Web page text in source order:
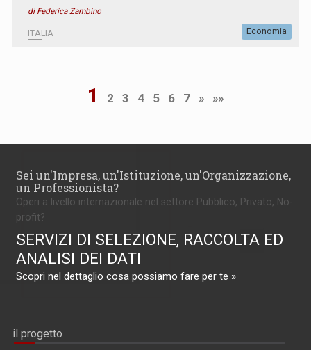
di Federica Zambino
ITALIA Economia
1 2 3 4 5 6 7 » »»
Sei un'Impresa, un'Istituzione, un'Organizzazione,
un Professionista?
Operi a livello internazionale nel settore Pubblico, Privato, No-
profit?
SERVIZI DI SELEZIONE, RACCOLTA ED
ANALISI DEI DATI
Scopri nel dettaglio cosa possiamo fare per te »
il progetto